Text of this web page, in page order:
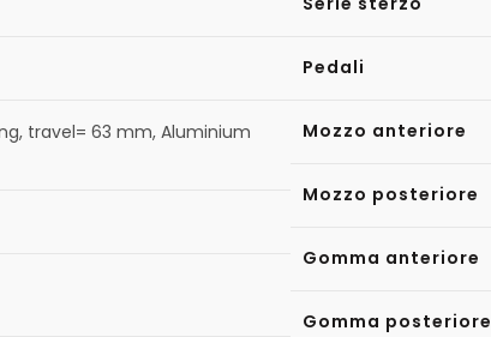
travel= 63 mm, Aluminium
Pedali
Mozzo anteriore
Mozzo posteriore
Gomma anteriore
Gomma posteriore